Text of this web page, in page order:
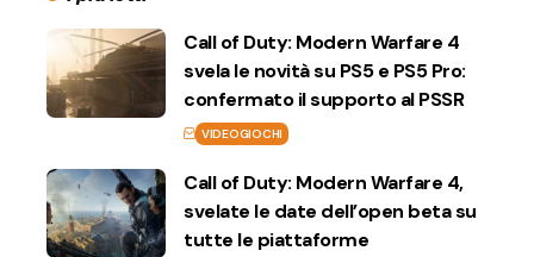
Call of Duty: Modern Warfare 4
svela le novità su PS5 e PS5 Pro:
confermato il supporto al PSSR
VIDEOGIOCHI
Call of Duty: Modern Warfare 4,
svelate le date dell’open beta su
tutte le piattaforme